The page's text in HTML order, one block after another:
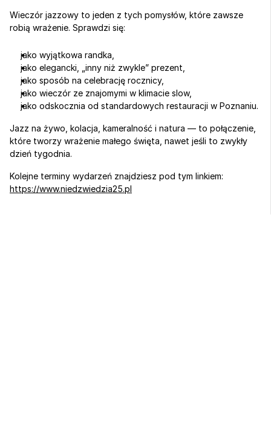
Wieczór jazzowy to jeden z tych pomysłów, które zawsze
robią wrażenie. Sprawdzi się:
jako wyjątkowa randka,
jako elegancki, „inny niż zwykle” prezent,
jako sposób na celebrację rocznicy,
jako wieczór ze znajomymi w klimacie slow,
jako odskocznia od standardowych restauracji w Poznaniu.
Jazz na żywo, kolacja, kameralność i natura — to połączenie,
które tworzy wrażenie małego święta, nawet jeśli to zwykły
dzień tygodnia.
Kolejne terminy wydarzeń znajdziesz pod tym linkiem:
https://www.niedzwiedzia25.pl